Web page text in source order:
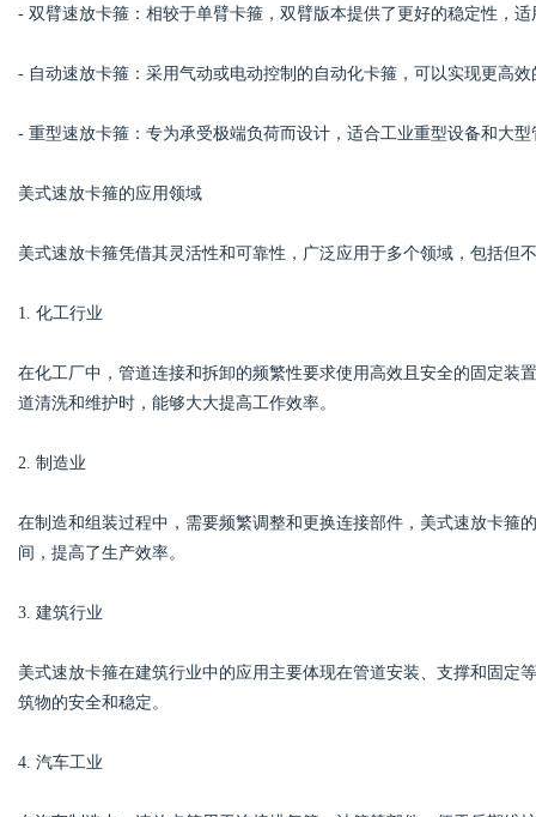
- 双臂速放卡箍：相较于单臂卡箍，双臂版本提供了更好的稳定性，
- 自动速放卡箍：采用气动或电动控制的自动化卡箍，可以实现更高
- 重型速放卡箍：专为承受极端负荷而设计，适合工业重型设备和大
美式速放卡箍的应用领域
美式速放卡箍凭借其灵活性和可靠性，广泛应用于多个领域，包括但
1. 化工行业
在化工厂中，管道连接和拆卸的频繁性要求使用高效且安全的固定装
道清洗和维护时，能够大大提高工作效率。
2. 制造业
在制造和组装过程中，需要频繁调整和更换连接部件，美式速放卡箍
间，提高了生产效率。
3. 建筑行业
美式速放卡箍在建筑行业中的应用主要体现在管道安装、支撑和固定
筑物的安全和稳定。
4. 汽车工业